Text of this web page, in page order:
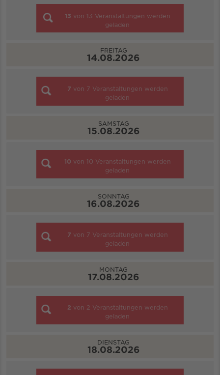
13 von 13 Veranstaltungen werden
geladen
FREITAG
14.08.2026
7 von 7 Veranstaltungen werden
geladen
SAMSTAG
15.08.2026
10 von 10 Veranstaltungen werden
geladen
SONNTAG
16.08.2026
7 von 7 Veranstaltungen werden
geladen
MONTAG
17.08.2026
2 von 2 Veranstaltungen werden
geladen
DIENSTAG
18.08.2026